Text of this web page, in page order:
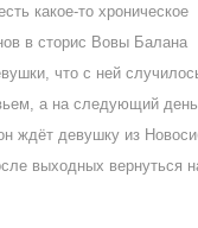
какое-то хроническое
в сторис Вовы Балана
что с ней
а на следующий
ждёт девушку из
выходных вернуться